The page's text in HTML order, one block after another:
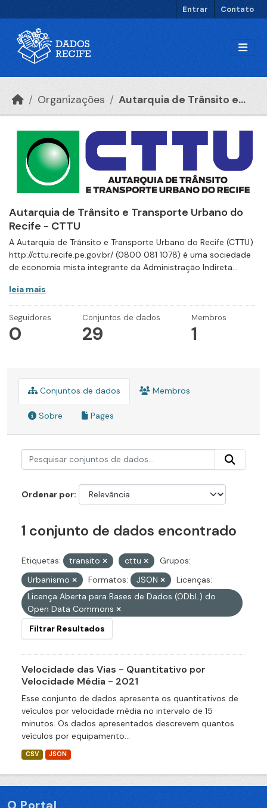
Entrar Contato
Organizações Autarquia de Trânsito e...
Autarquia de Trânsito e Transporte Urbano do
Recife - CTTU
A Autarquia de Trânsito e Transporte Urbano do Recife (CTTU)
http://cttu.recife.pe.gov.br/ (0800 081 1078) é uma sociedade
de economia mista integrante da Administração Indireta...
leia mais
Seguidores
0
Conjuntos de dados
29
Membros
1
Conjuntos de dados Membros
Sobre Pages
Ordenar por
1 conjunto de dados encontrado
Etiquetas: transito cttu
Grupos:
Urbanismo
Formatos: JSON
Licenças:
Licença Aberta para Bases de Dados (ODbL) do
Open Data Commons
Filtrar Resultados
Velocidade das Vias - Quantitativo por
Velocidade Média - 2021
Esse conjunto de dados apresenta os quantitativos de
veículos por velocidade média no intervalo de 15
minutos. Os dados apresentados descrevem quantos
veículos por equipamento...
CSV JSON